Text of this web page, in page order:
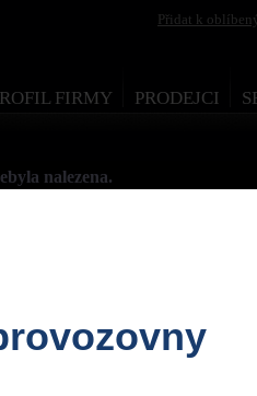
FIRMY PRODEJCI
Přidat k
nalezena.